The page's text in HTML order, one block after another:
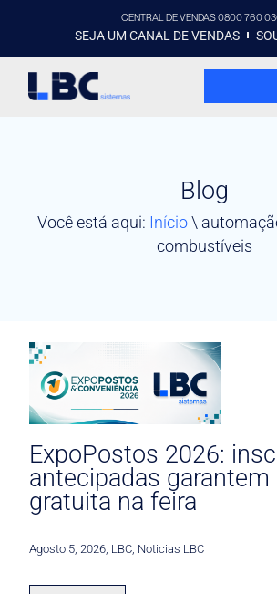
CENTRAL DE VENDAS 0800 760
SEJA UM CANAL DE VENDAS
Blog
Você está aqui: Início\
combustíveis
ExpoPostos 2026:
antecipadas garantem
gratuita na feira
Agosto 5, 2026 LBC Noticias LBC